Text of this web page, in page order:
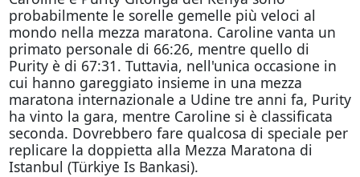
probabilmente le sorelle gemelle più veloci al
mondo nella mezza maratona. Caroline vanta un
primato personale di 66:26, mentre quello di
Purity è di 67:31. Tuttavia, nell'unica occasione in
cui hanno gareggiato insieme in una mezza
maratona internazionale a Udine tre anni fa, Purity
ha vinto la gara, mentre Caroline si è classificata
seconda. Dovrebbero fare qualcosa di speciale per
replicare la doppietta alla Mezza Maratona di
Istanbul (Türkiye Is Bankasi).